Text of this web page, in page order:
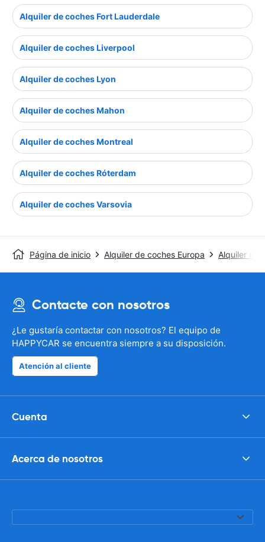
Alquiler de coches Fort Lauderdale
Alquiler de coches Liverpool
Alquiler de coches Lyon
Alquiler de coches Mahon
Alquiler de coches Montreal
Alquiler de coches Róterdam
Alquiler de coches Varsovia
Página de inicio Alquiler de coches Europa Alquiler de
Contacte con nosotros
¿Le gustaría contactar con nosotros? El equipo de
HAPPYCAR se encuentra siempre a su disposición.
Atención al cliente
Cuenta
Acerca de nosotros